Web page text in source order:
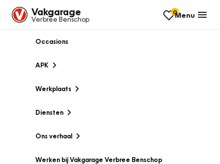
Vakgarage
Verbree Benschop
0Menu
Occasions
APK
Werkplaats
Diensten
Ons verhaal
Werken bij Vakgarage Verbree Benschop